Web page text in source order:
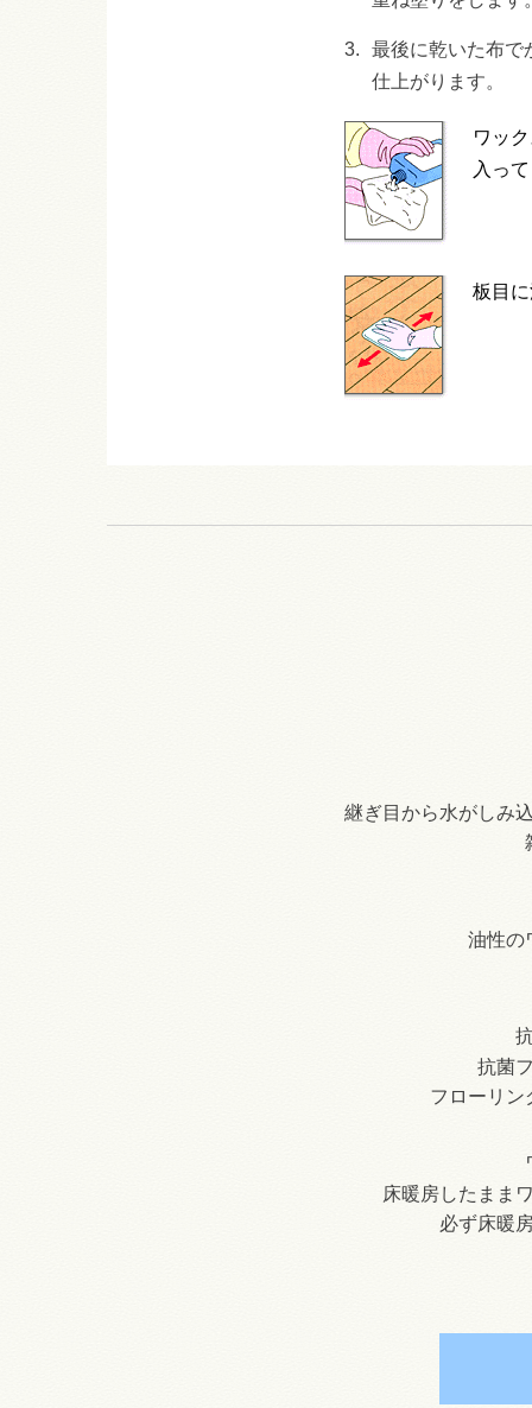
3.
最後に乾いた布で
仕上がります。
ワッ
入っ
板目
継ぎ目から水がしみ
油性の
抗菌
フローリン
床暖房したまま
必ず床暖